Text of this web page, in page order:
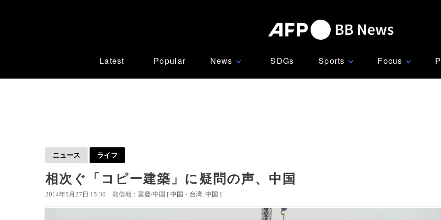
Latest Popular News ∨ SDGs Sports ∨ Focus ∨
ニュース ライフ
相次ぐ「コピー建築」に疑問の声、中国
2014年5月27日 15:30 発信地：重慶/中国 [ 中国・台湾 中国 ]